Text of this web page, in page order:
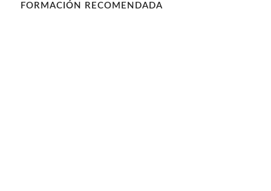
FORMACIÓN RECOMENDADA